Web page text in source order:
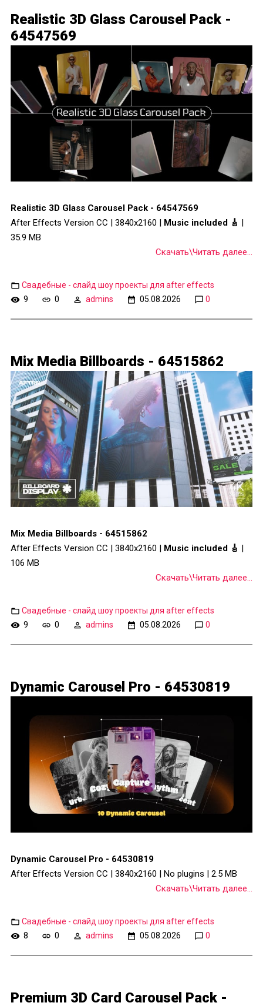
Realistic 3D Glass Carousel Pack -
64547569
Realistic 3D Glass Carousel Pack - 64547569
After Effects Version CC | 3840x2160 | Music included 🎸 |
35.9 MB
Скачать\Читать далее...
Свадебные - слайд шоу проекты для after effects
9
0 admins 05.08.2026 0
Mix Media Billboards - 64515862
Mix Media Billboards - 64515862
After Effects Version CC | 3840x2160 | Music included 🎸 |
106 MB
Скачать\Читать далее...
Свадебные - слайд шоу проекты для after effects
9
0 admins 05.08.2026 0
Dynamic Carousel Pro - 64530819
Dynamic Carousel Pro - 64530819
After Effects Version CC | 3840x2160 | No plugins | 2.5 MB
Скачать\Читать далее...
Свадебные - слайд шоу проекты для after effects
8
0 admins 05.08.2026 0
Premium 3D Card Carousel Pack -